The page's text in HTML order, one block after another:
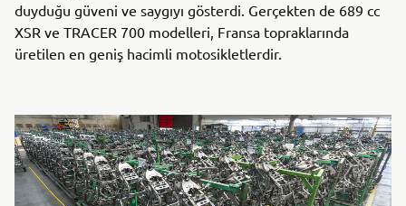
duyduğu güveni ve saygıyı gösterdi. Gerçekten de 689 cc
XSR ve TRACER 700 modelleri, Fransa topraklarında
üretilen en geniş hacimli motosikletlerdir.